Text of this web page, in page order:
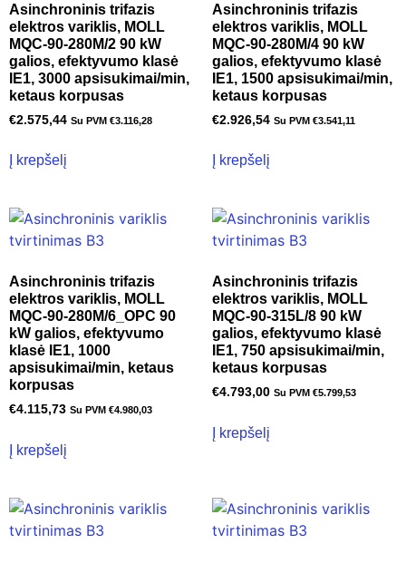
Asinchroninis trifazis
elektros variklis, MOLL
MQC-90-280M/2 90 kW
galios, efektyvumo klasė
IE1, 3000 apsisukimai/min,
ketaus korpusas
€2.575,44 Su PVM €3.116,28
Į krepšelį
Asinchroninis trifazis
elektros variklis, MOLL
MQC-90-280M/4 90 kW
galios, efektyvumo klasė
IE1, 1500 apsisukimai/min,
ketaus korpusas
€2.926,54 Su PVM €3.541,11
Į krepšelį
Asinchroninis trifazis
elektros variklis, MOLL
MQC-90-280M/6_OPC 90
kW galios, efektyvumo
klasė IE1, 1000
apsisukimai/min, ketaus
korpusas
€4.115,73 Su PVM €4.980,03
Į krepšelį
Asinchroninis trifazis
elektros variklis, MOLL
MQC-90-315L/8 90 kW
galios, efektyvumo klasė
IE1, 750 apsisukimai/min,
ketaus korpusas
€4.793,00 Su PVM €5.799,53
Į krepšelį